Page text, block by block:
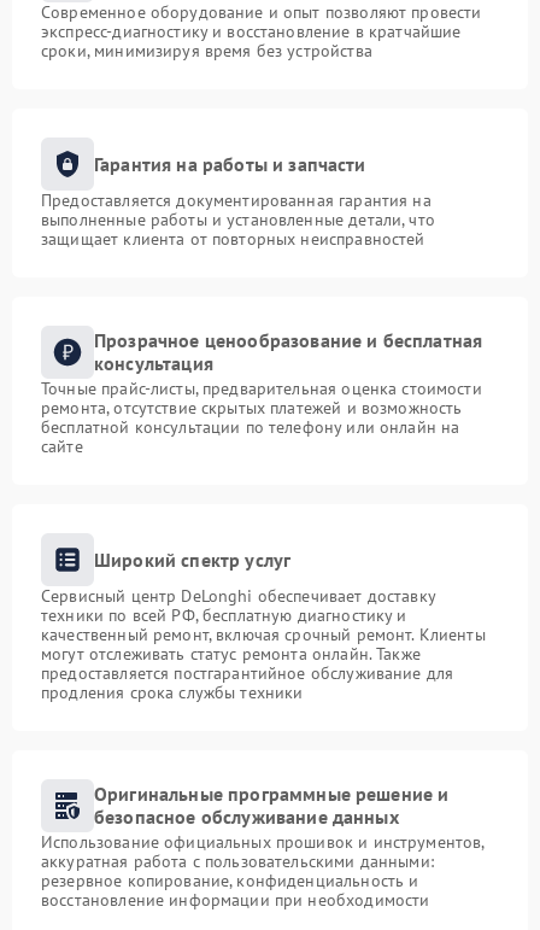
Современное оборудование и опыт позволяют провести
экспресс-диагностику и восстановление в кратчайшие
сроки, минимизируя время без устройства
Гарантия на работы и запчасти
Предоставляется документированная гарантия на
выполненные работы и установленные детали, что
защищает клиента от повторных неисправностей
Прозрачное ценообразование и бесплатная
консультация
Точные прайс-листы, предварительная оценка стоимости
ремонта, отсутствие скрытых платежей и возможность
бесплатной консультации по телефону или онлайн на
сайте
Широкий спектр услуг
Сервисный центр DeLonghi обеспечивает доставку
техники по всей РФ, бесплатную диагностику и
качественный ремонт, включая срочный ремонт. Клиенты
могут отслеживать статус ремонта онлайн. Также
предоставляется постгарантийное обслуживание для
продления срока службы техники
Оригинальные программные решение и
безопасное обслуживание данных
Использование официальных прошивок и инструментов,
аккуратная работа с пользовательскими данными:
резервное копирование, конфиденциальность и
восстановление информации при необходимости